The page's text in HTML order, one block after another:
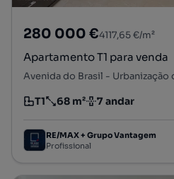
280 000 €4117,65 €/m²
Apartamento T1 para venda
Tipologia
T1
Preço por metro quadrado
68 m²
Andar 7 andar
RE/MAX + Grupo Vantagem
Profissional